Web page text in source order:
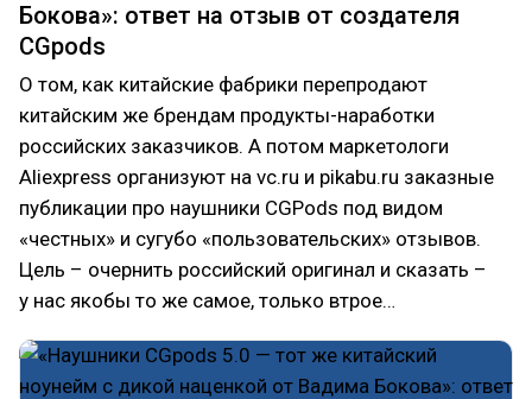
Бокова»: ответ на отзыв от создателя
CGpods
О том, как китайские фабрики перепродают
китайским же брендам продукты-наработки
российских заказчиков. А потом маркетологи
Aliexpress организуют на vc.ru и pikabu.ru заказные
публикации про наушники CGPods под видом
«честных» и сугубо «пользовательских» отзывов.
Цель – очернить российский оригинал и сказать –
у нас якобы то же самое, только втрое…